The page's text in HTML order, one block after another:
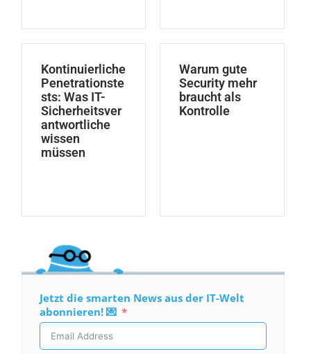
Kontinuierliche
Penetrationste
sts: Was IT-
Sicherheitsver
antwortliche
wissen
müssen
Warum gute
Security mehr
braucht als
Kontrolle
Jetzt die smarten News aus der IT-Welt
abonnieren! 💌